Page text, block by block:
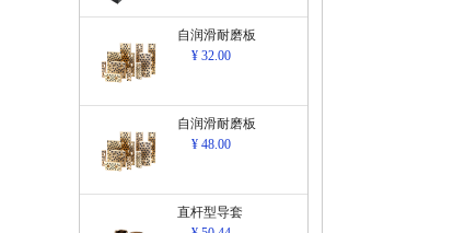
自润滑耐磨板
¥ 32.00
自润滑耐磨板
¥ 48.00
直杆型导套